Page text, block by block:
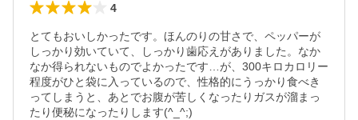
4
とてもおいしかったです。ほんのりの甘さで、ペッパーが
しっかり効いていて、しっかり歯応えがありました。なか
なか得られないものでよかったです…が、300キロカロリー
程度がひと袋に入っているので、性格的にうっかり食べき
ってしまうと、あとでお腹が苦しくなったりガスが溜まっ
たり便秘になったりします(^_^;)